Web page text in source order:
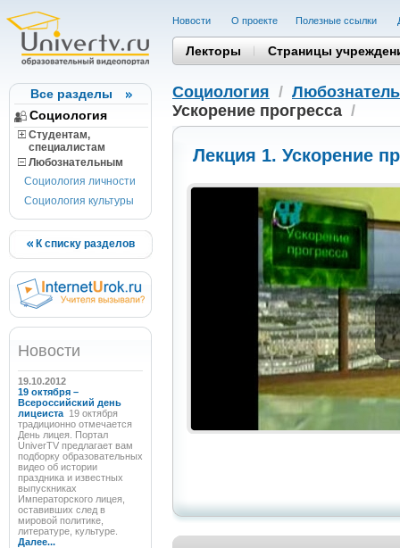
Все разделы
Социология
Студентам,
cпециалистам
Любознательным
Социология личности
Социология культуры
К списку разделов
Новости
19.10.2012
19 октября –
Всероссийский день
лицеиста 19 октября
традиционно отмечается
День лицея. Портал
UniverTV предлагает вам
подборку образовательных
видео об истории
праздника и известных
выпускниках
Императорского лицея,
оставивших след в
мировой политике,
литературе, культуре.
Далее...
Новости О проекте Полезные cсылки
Лекторы Страницы
Социология /
Ускорение прогресса /
Лекция 1. Ускорение